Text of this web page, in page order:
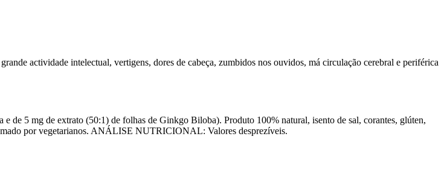
actividade intelectual, vertigens, dores de cabeça, zumbidos nos ouvidos, má circulação cerebral e periférica
5 mg de extrato (50:1) de folhas de Ginkgo Biloba). Produto 100% natural, isento de sal, corantes, glúten,
por vegetarianos. ANÁLISE NUTRICIONAL: Valores desprezíveis.